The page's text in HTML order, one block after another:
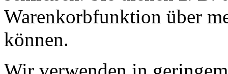
Warenkorbfunktion über
können.